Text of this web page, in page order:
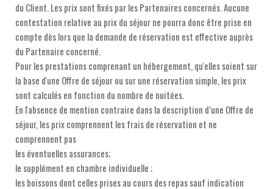
du Client. Les prix sont fixés par les Partenaires concernés. Aucune
contestation relative au prix du séjour ne pourra donc être prise en
compte dès lors que la demande de réservation est effective auprès
du Partenaire concerné.
Pour les prestations comprenant un hébergement, qu'elles soient sur
la base d'une Offre de séjour ou sur une réservation simple, les prix
sont calculés en fonction du nombre de nuitées.
En l'absence de mention contraire dans la description d’une Offre de
séjour, les prix comprennent les frais de réservation et ne
comprennent pas
les éventuelles assurances;
le supplément en chambre individuelle ;
les boissons dont celles prises au cours des repas sauf indication